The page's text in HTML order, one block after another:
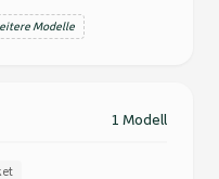
Modelle
1 Modell